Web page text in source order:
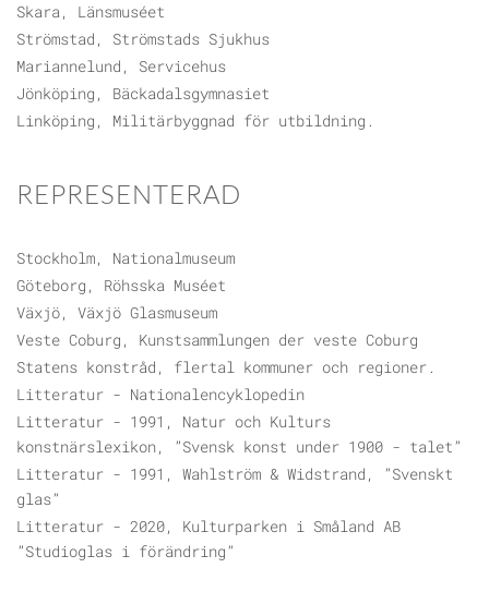
Skara, Länsmuséet
Strömstad, Strömstads Sjukhus
Mariannelund, Servicehus
Jönköping, Bäckadalsgymnasiet
Linköping, Militärbyggnad för utbildning.
REPRESENTERAD
Stockholm, Nationalmuseum
Göteborg, Röhsska Muséet
Växjö, Växjö Glasmuseum
Veste Coburg, Kunstsammlungen der veste Coburg
Statens konstråd, flertal kommuner och regioner.
Litteratur - Nationalencyklopedin
Litteratur - 1991, Natur och Kulturs
konstnärslexikon, ”Svensk konst under 1900 - talet”
Litteratur - 1991, Wahlström & Widstrand, ”Svenskt
glas”
Litteratur - 2020, Kulturparken i Småland AB
”Studioglas i förändring”